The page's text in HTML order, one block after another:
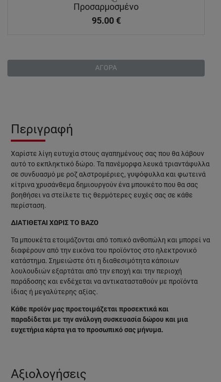
Προσαρμοσμένο
95.00 €
ΑΓΟΡΑ
Περιγραφή
Χαρίστε λίγη ευτυχία στους αγαπημένους σας που θα λάβουν
αυτό το εκπληκτικό δώρο. Τα πανέμορφα λευκά τριαντάφυλλα
σε συνδυασμό με ροζ αλστρομέριες, γυψόφυλλα και φωτεινά
κίτρινα χρυσάνθεμα δημιουργούν ένα μπουκέτο που θα σας
βοηθήσει να στείλετε τις θερμότερες ευχές σας σε κάθε
περίσταση.
ΔΙΑΤΙΘΕΤΑΙ ΧΩΡΙΣ ΤΟ ΒΑΖΟ
Τα μπουκέτα ετοιμάζονται από τοπικό ανθοπώλη και μπορεί να
διαφέρουν από την εικόνα του προϊόντος στο ηλεκτρονικό
κατάστημα. Σημειώστε ότι η διαθεσιμότητα κάποιων
λουλουδιών εξαρτάται από την εποχή και την περιοχή
παράδοσης και ενδέχεται να αντικατασταθούν με προϊόντα
ίδιας ή μεγαλύτερης αξίας.
Κάθε προϊόν μας προετοιμάζεται προσεκτικά και
παραδίδεται με την ανάλογη συσκευασία δώρου και μια
ευχετήρια κάρτα για το προσωπικό σας μήνυμα.
Αξιολογήσεις